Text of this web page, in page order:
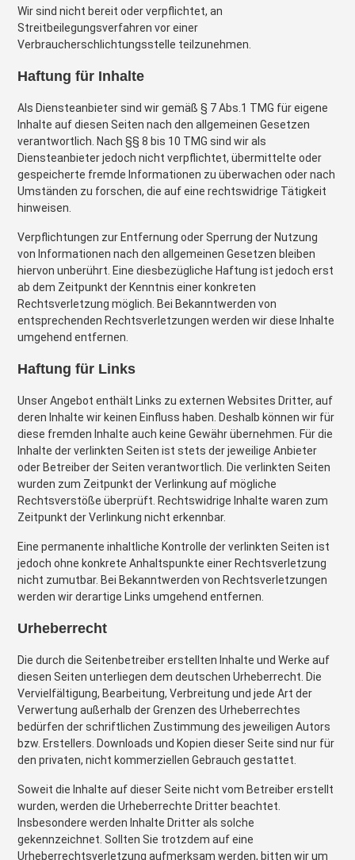
Wir sind nicht bereit oder verpflichtet, an
Streitbeilegungsverfahren vor einer
Verbraucherschlichtungsstelle teilzunehmen.
Haftung für Inhalte
Als Diensteanbieter sind wir gemäß § 7 Abs.1 TMG für eigene
Inhalte auf diesen Seiten nach den allgemeinen Gesetzen
verantwortlich. Nach §§ 8 bis 10 TMG sind wir als
Diensteanbieter jedoch nicht verpflichtet, übermittelte oder
gespeicherte fremde Informationen zu überwachen oder nach
Umständen zu forschen, die auf eine rechtswidrige Tätigkeit
hinweisen.
Verpflichtungen zur Entfernung oder Sperrung der Nutzung
von Informationen nach den allgemeinen Gesetzen bleiben
hiervon unberührt. Eine diesbezügliche Haftung ist jedoch erst
ab dem Zeitpunkt der Kenntnis einer konkreten
Rechtsverletzung möglich. Bei Bekanntwerden von
entsprechenden Rechtsverletzungen werden wir diese Inhalte
umgehend entfernen.
Haftung für Links
Unser Angebot enthält Links zu externen Websites Dritter, auf
deren Inhalte wir keinen Einfluss haben. Deshalb können wir für
diese fremden Inhalte auch keine Gewähr übernehmen. Für die
Inhalte der verlinkten Seiten ist stets der jeweilige Anbieter
oder Betreiber der Seiten verantwortlich. Die verlinkten Seiten
wurden zum Zeitpunkt der Verlinkung auf mögliche
Rechtsverstöße überprüft. Rechtswidrige Inhalte waren zum
Zeitpunkt der Verlinkung nicht erkennbar.
Eine permanente inhaltliche Kontrolle der verlinkten Seiten ist
jedoch ohne konkrete Anhaltspunkte einer Rechtsverletzung
nicht zumutbar. Bei Bekanntwerden von Rechtsverletzungen
werden wir derartige Links umgehend entfernen.
Urheberrecht
Die durch die Seitenbetreiber erstellten Inhalte und Werke auf
diesen Seiten unterliegen dem deutschen Urheberrecht. Die
Vervielfältigung, Bearbeitung, Verbreitung und jede Art der
Verwertung außerhalb der Grenzen des Urheberrechtes
bedürfen der schriftlichen Zustimmung des jeweiligen Autors
bzw. Erstellers. Downloads und Kopien dieser Seite sind nur für
den privaten, nicht kommerziellen Gebrauch gestattet.
Soweit die Inhalte auf dieser Seite nicht vom Betreiber erstellt
wurden, werden die Urheberrechte Dritter beachtet.
Insbesondere werden Inhalte Dritter als solche
gekennzeichnet. Sollten Sie trotzdem auf eine
Urheberrechtsverletzung aufmerksam werden, bitten wir um